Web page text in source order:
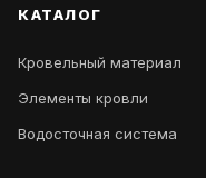
КАТАЛОГ
Кровельный материал
Элементы кровли
Водосточная система